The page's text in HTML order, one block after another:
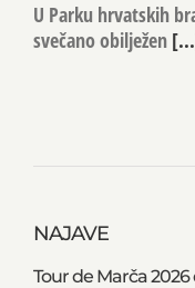
U Parku hrvatskih
svečano obilježen
NAJAVE
Tour de Marča